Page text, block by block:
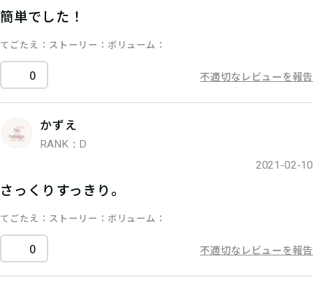
簡単でした！
てごたえ ストーリー ボリューム
0 不適切なレビューを報告
かずえ
RANK：D
2021-02-10
さっくりすっきり。
てごたえ ストーリー ボリューム
0 不適切なレビューを報告